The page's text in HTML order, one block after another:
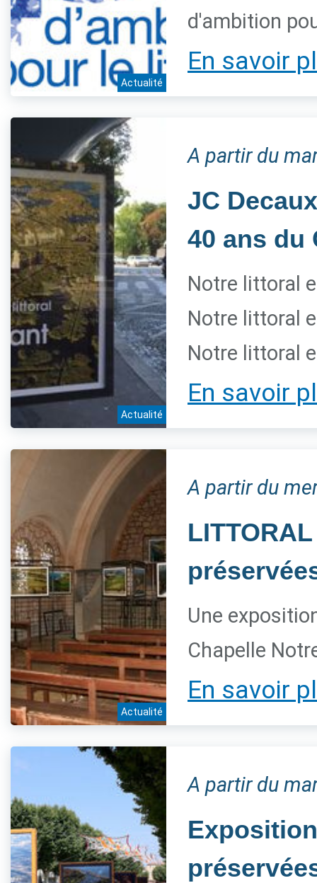
Actualité
d'ambition
En savoir
Actualité
A partir du
JC
40 ans du
Notre littoral
Notre littoral
Notre littoral
En savoir
Actualité
A partir du
Une
Chapelle
En savoir
A partir du